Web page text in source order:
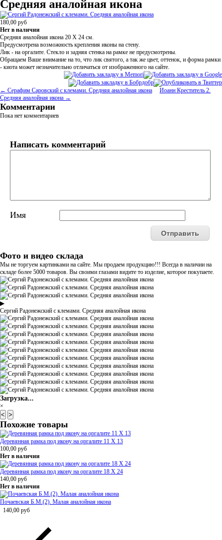
Средняя аналойная икона
180,00 руб
Нет в наличии
Средняя аналойная икона 20 Х 24 см.
Предусмотрена возможность крепления иконы на стену.
Лик - на оргалите. Стекло и задняя стенка на рамке не предусмотрены.
Обращаем Ваше внимание на то, что лик святого, а так же цвет, оттенок, и форма рамки
- киота может незначительно отличаться от изображенного на сайте.
← Серафим Саровский с клемами. Средняя аналойная икона
Иоанн Креститель 2.
Средняя аналойная икона →
Комментарии
Пока нет комментариев
Написать комментарий
Имя
Фото и видео склада
Мы не торгуем картинками на сайте. Мы продаем продукцию!!! Всегда в наличии на
складе более 5000 товаров. Вы своими глазами видите то изделие, которое покупаете.
▶
Сергий Радонежский с клемами. Средняя аналойная икона
Загрузка...
×
< >
Похожие товары
Деревянная рамка под икону на оргалите 11 Х 13
100,00 руб
Нет в наличии
Деревянная рамка под икону на оргалите 18 Х 24
140,00 руб
Нет в наличии
Почаевская Б.М.(2). Малая аналойная икона
140,00 руб